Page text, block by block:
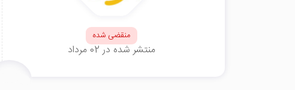
منقضی شده
منتشر شده در 02 مرداد